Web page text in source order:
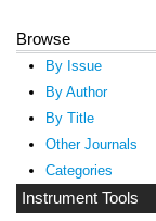
Browse
By Issue
By Author
By Title
Other Journals
Categories
Instrument Tools